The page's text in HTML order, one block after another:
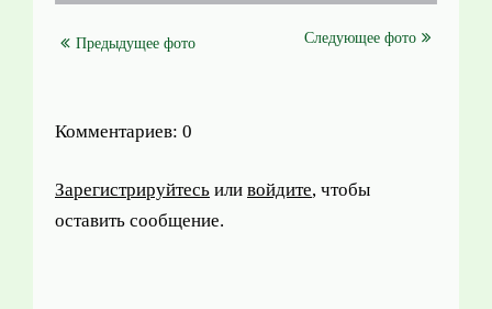
Предыдущее фото Следующее фото
Комментариев: 0
Зарегистрируйтесь или войдите, чтобы
оставить сообщение.